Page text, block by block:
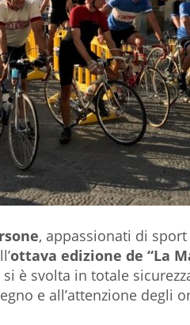
, appassionati di
ottava edizione de “La
è svolta in totale
e all’attenzione degli